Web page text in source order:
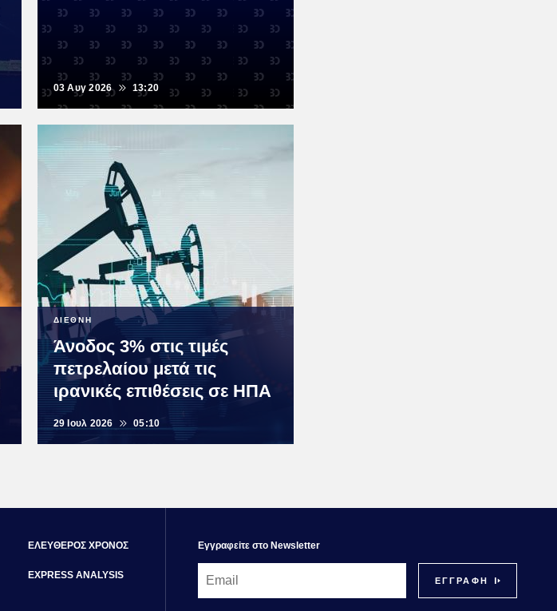
03 Αυγ 2026 13:20
ΔΙΕΘΝΗ
Άνοδος 3% στις τιμές
πετρελαίου μετά τις
ιρανικές επιθέσεις σε ΗΠΑ
29 Ιουλ 2026 05:10
ΕΛΕΥΘΕΡΟΣ ΧΡΟΝΟΣ
EXPRESS ANALYSIS
Εγγραφεiτε στο Newsletter